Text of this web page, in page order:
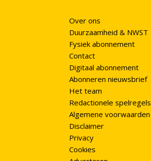
Over ons
Duurzaamheid & NWST
Fysiek abonnement
Contact
Digitaal abonnement
Abonneren nieuwsbrief
Het team
Redactionele spelregels
Algemene voorwaarden
Disclaimer
Privacy
Cookies